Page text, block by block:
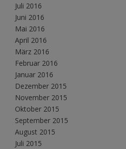
Juli 2016
Juni 2016
Mai 2016
April 2016
März 2016
Februar 2016
Januar 2016
Dezember 2015
November 2015
Oktober 2015
September 2015
August 2015
Juli 2015